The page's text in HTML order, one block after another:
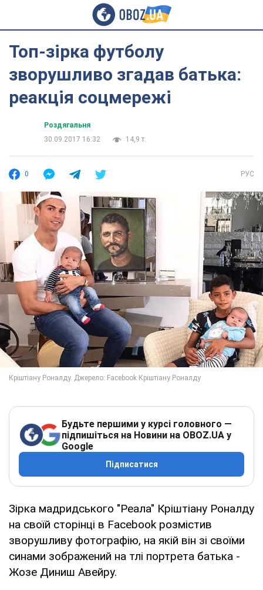
Топ-зірка футболу
зворушливо згадав батька:
реакція соцмережі
Роздягальня
30.09.2017 16:32
14,9 т.
0 РУС
Будьте першими у курсі головного —
підпишіться на Новини на OBOZ.UA у
Google
Підписатися
Зірка мадридського "Реала" Кріштіану Роналду
на своїй сторінці в Facebook розмістив
зворушливу фотографію, на якій він зі своїми
синами зображений на тлі портрета батька -
Жозе Диниш Авейру.